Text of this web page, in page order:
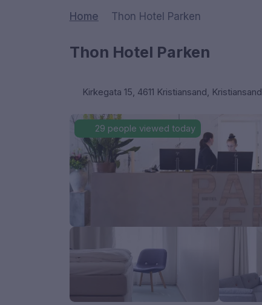
Home Thon Hotel Parken
Thon Hotel Parken
Kirkegata 15, 4611 Kristiansand, Kristiansand
29 people viewed today